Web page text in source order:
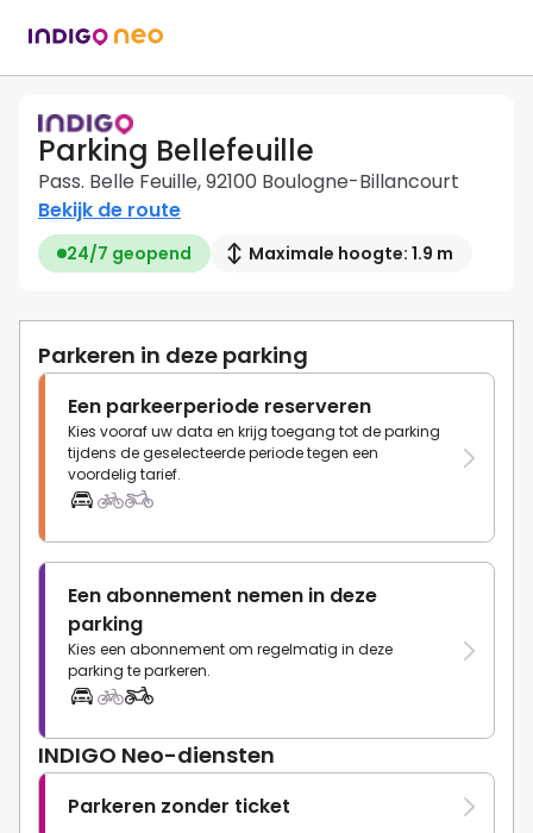
Parking Bellefeuille
Pass. Belle Feuille, 92100 Boulogne-Billancourt
Bekijk de route
24/7 geopend Maximale hoogte: 1.9 m
Parkeren in deze parking
Een parkeerperiode reserveren
Kies vooraf uw data en krijg toegang tot de parking
tijdens de geselecteerde periode tegen een
voordelig tarief.
Een abonnement nemen in deze
parking
Kies een abonnement om regelmatig in deze
parking te parkeren.
INDIGO Neo-diensten
Parkeren zonder ticket